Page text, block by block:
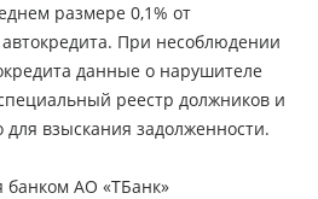
размере 0,1% от
При несоблюдении
данные о нарушителе
реестр должников и
для взыскания задолженности.
банком АО «ТБанк»